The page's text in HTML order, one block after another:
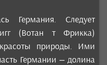
Германия. Следует
(Вотан т Фрикка)
природы. Ими
Германии – долина